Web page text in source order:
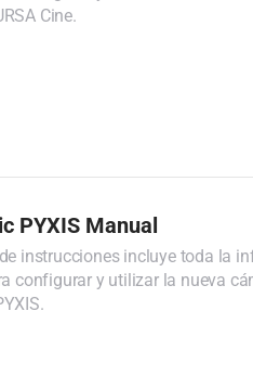
Cine.
PYXIS Manual
instrucciones incluye toda la
configurar y utilizar la nueva